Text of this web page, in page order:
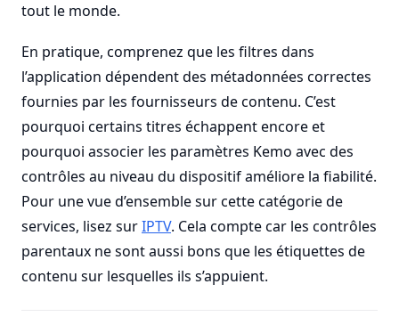
tout le monde.
En pratique, comprenez que les filtres dans
l’application dépendent des métadonnées correctes
fournies par les fournisseurs de contenu. C’est
pourquoi certains titres échappent encore et
pourquoi associer les paramètres Kemo avec des
contrôles au niveau du dispositif améliore la fiabilité.
Pour une vue d’ensemble sur cette catégorie de
services, lisez surIPTV. Cela compte car les contrôles
parentaux ne sont aussi bons que les étiquettes de
contenu sur lesquelles ils s’appuient.